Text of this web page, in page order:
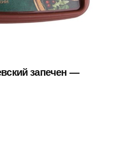
запечен —